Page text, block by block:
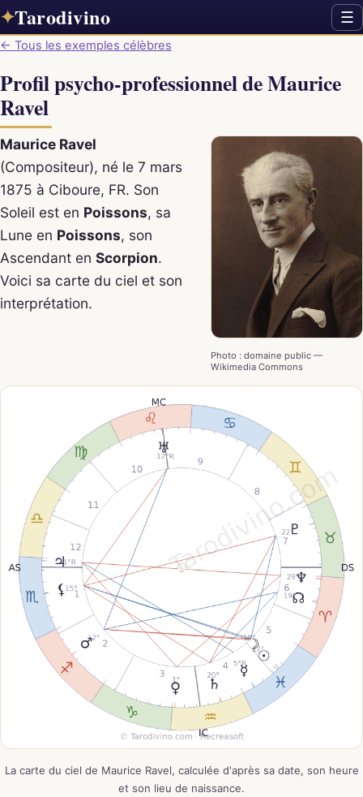
✦Tarodivino ☰
← Tous les exemples célèbres
Profil psycho-professionnel de Maurice
Ravel
Photo : domaine public —
Wikimedia Commons
Maurice Ravel
(Compositeur), né le 7 mars
1875 à Ciboure, FR. Son
Soleil est en Poissons, sa
Lune en Poissons, son
Ascendant en Scorpion.
Voici sa carte du ciel et son
interprétation.
La carte du ciel de Maurice Ravel, calculée d'après sa date, son heure
et son lieu de naissance.